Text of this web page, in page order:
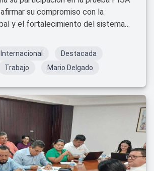
su compromiso con la
y el fortalecimiento del sistema
Internacional
Destacada
Trabajo Mario Delgado